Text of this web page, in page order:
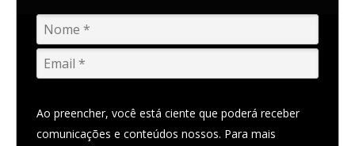
Ao preencher, você está ciente que poderá receber
comunicações e conteúdos nossos. Para mais